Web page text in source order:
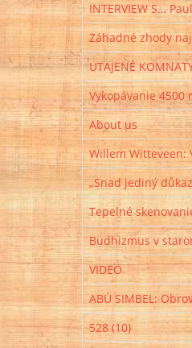
INTERVIEW S…
Záhadné zhody
UTAJENÉ
Vykopávanie
About us
Willem Witteveen:
„Snad jediný
Tepelné
Budhizmus v
VIDEO
ABÚ SIMBEL:
528 (10)